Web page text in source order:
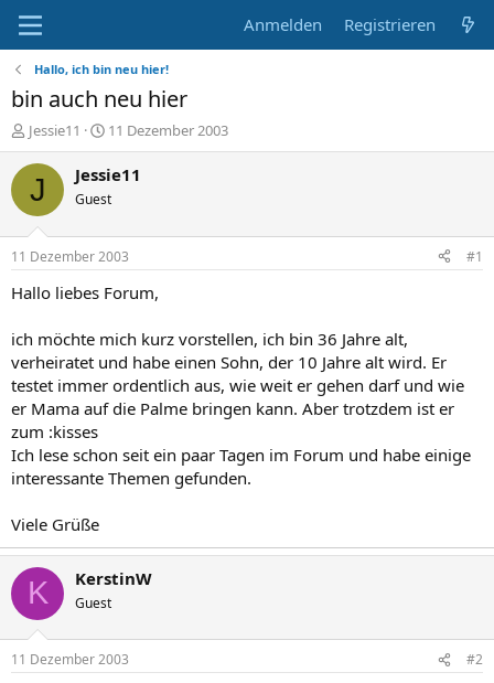
Anmelden Registrieren
Hallo, ich bin neu hier!
bin auch neu hier
E
r
s
e
r
Jessie11
E
r
s
e
l
t
a
11 Dezember 2003
J Jessie11
Guest
11 Dezember 2003 #1
Hallo liebes Forum,
ich möchte mich kurz vorstellen, ich bin 36 Jahre alt,
verheiratet und habe einen Sohn, der 10 Jahre alt wird. Er
testet immer ordentlich aus, wie weit er gehen darf und wie
er Mama auf die Palme bringen kann. Aber trotzdem ist er
zum :kisses
Ich lese schon seit ein paar Tagen im Forum und habe einige
interessante Themen gefunden.
Viele Grüße
K KerstinW
Guest
11 Dezember 2003 #2